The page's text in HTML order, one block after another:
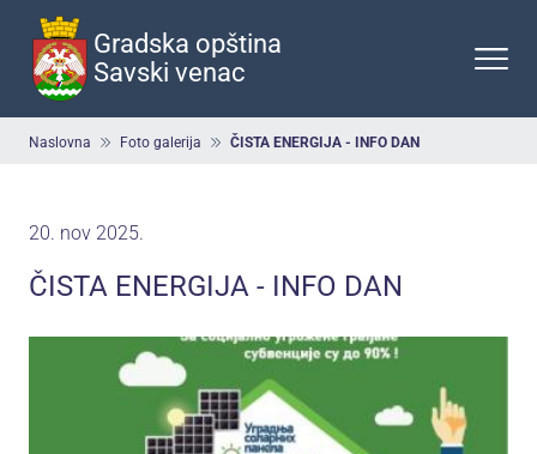
Preskoči
glavni
sadržaja
Gradska opština
Savski venac
Breadcrumb
Naslovna Foto galerija ČISTA ENERGIJA - INFO DAN
20. nov 2025.
ČISTA ENERGIJA - INFO DAN